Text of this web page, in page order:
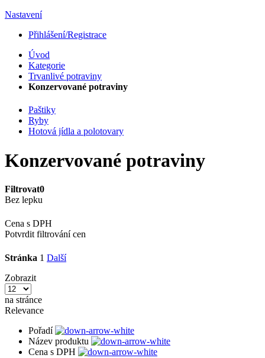
Nastavení
Přihlášení/Registrace
Úvod
Kategorie
Trvanlivé potraviny
Konzervované potraviny
Paštiky
Ryby
Hotová jídla a polotovary
Konzervované potraviny
Filtrovat0
Bez lepku
Cena s DPH
Potvrdit filtrování cen
Stránka 1 Další
Zobrazit
na stránce
Relevance
Pořadí
Název produktu
Cena s DPH